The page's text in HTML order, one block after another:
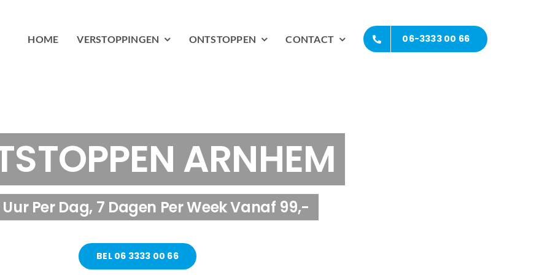
HOME VERSTOPPINGEN ONTSTOPPEN CONTACT 06-3333 00 66
ARNHEM
Per Dag, 7 Dagen Per Week Vanaf 99,-
BEL 06 3333 00 66